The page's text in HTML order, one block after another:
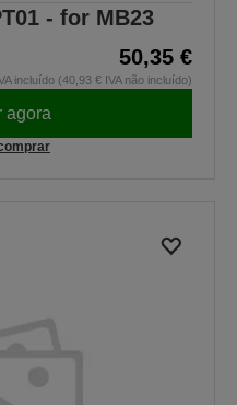
- for MB23
50,35 €
incluído (40,93 € IVA não incluído)
agora